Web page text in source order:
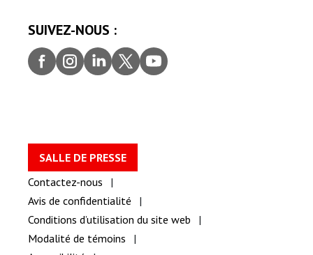
SUIVEZ-NOUS :
Faceb
ook
Insta
gram
Linke
dIn
Twitt
er
youtu
be
SALLE DE PRESSE
Contactez-nous
Avis de confidentialité
Conditions d’utilisation du site web
Modalité de témoins